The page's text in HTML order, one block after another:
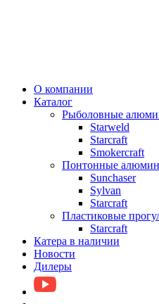
О компании
Каталог
Рыболовные
Starweld
Starcraft
Smokercraft
Понтонные
Sunchaser
Sylvan
Starcraft
Пластиковые
Starcraft
Катера в наличии
Новости
Дилеры